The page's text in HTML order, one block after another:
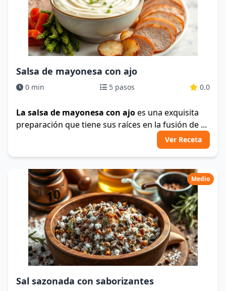
Salsa de mayonesa con ajo
0 min 5 pasos 0.0
La salsa de mayonesa con ajoes una exquisita
preparación que tiene sus raíces en la fusión de ...
Ver Receta
Medio
Sal sazonada con saborizantes